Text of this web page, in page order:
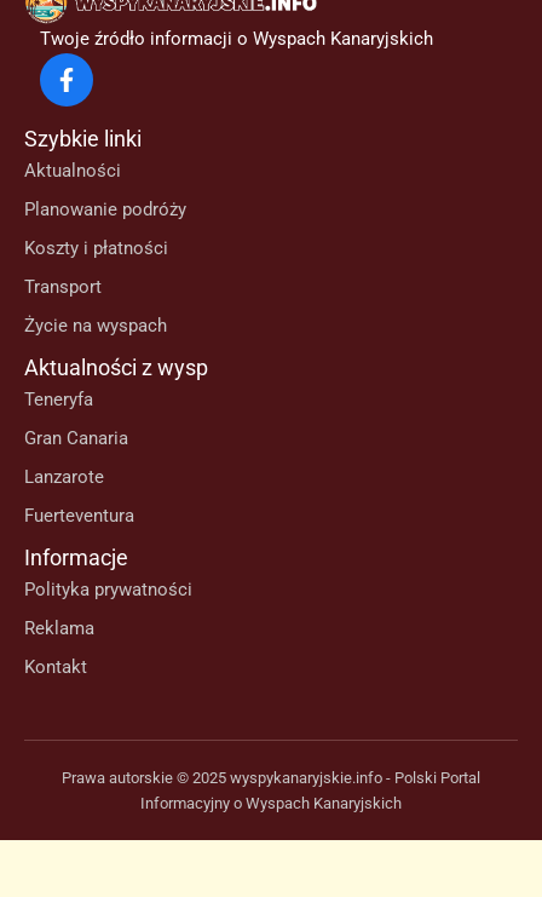
Twoje źródło informacji o Wyspach Kanaryjskich
Szybkie linki
Aktualności
Planowanie podróży
Koszty i płatności
Transport
Życie na wyspach
Aktualności z wysp
Teneryfa
Gran Canaria
Lanzarote
Fuerteventura
Informacje
Polityka prywatności
Reklama
Kontakt
Prawa autorskie © 2025 wyspykanaryjskie.info - Polski Portal
Informacyjny o Wyspach Kanaryjskich